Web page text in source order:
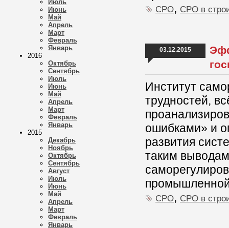
Июль
Июнь
Май
Апрель
Март
Февраль
Январь
2016
Октябрь
Сентябрь
Июль
Июнь
Май
Апрель
Март
Февраль
Январь
2015
Декабрь
Ноябрь
Октябрь
Сентябрь
Август
Июль
Июнь
Май
Апрель
Март
Февраль
Январь
СРО, СРО в
03.12.2015
Институт
трудностей,
ошибками» и
развития
таким
СРО, СРО в